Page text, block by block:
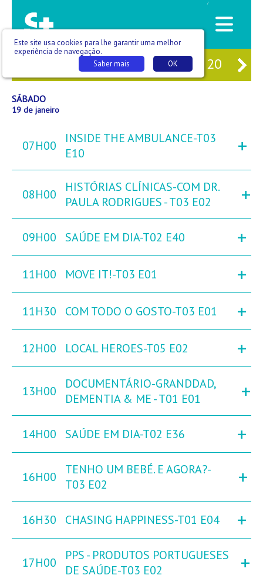
/
18 SÁB 19 DOM 20
SÁBADO
19 de janeiro
07H00
INSIDE THE AMBULANCE-T03
E10
+
08H00
HISTÓRIAS CLÍNICAS-COM DR.
PAULA RODRIGUES - T03 E02
+
09H00 SAÚDE EM DIA-T02 E40 +
11H00 MOVE IT!-T03 E01 +
11H30 COM TODO O GOSTO-T03 E01 +
12H00 LOCAL HEROES-T05 E02 +
13H00
DOCUMENTÁRIO-GRANDDAD,
DEMENTIA & ME - T01 E01
+
14H00 SAÚDE EM DIA-T02 E36 +
16H00
TENHO UM BEBÉ. E AGORA?-
T03 E02
+
16H30 CHASING HAPPINESS-T01 E04 +
17H00
PPS - PRODUTOS PORTUGUESES
DE SAÚDE-T03 E02
+
Este site usa cookies para lhe garantir uma melhor
experiência de navegação.
OK
Saber mais